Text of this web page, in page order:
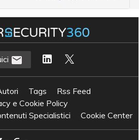
Tags
Rss Feed
e Cookie Policy
Specialistici
Cookie Center